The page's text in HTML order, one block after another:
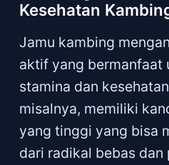
Kesehatan
Jamu kambing
aktif yang bermanfaat
stamina dan
misalnya, memiliki
yang tinggi yang bisa
dari radikal bebas dan